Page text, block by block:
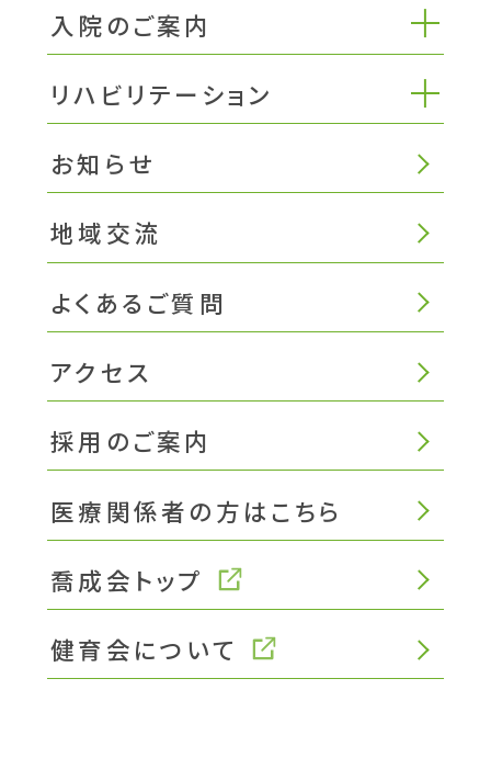
入院のご案内
リハビリテーション
お知らせ
地域交流
よくあるご質問
アクセス
採用のご案内
医療関係者の方はこちら
喬成会トップ
健育会について